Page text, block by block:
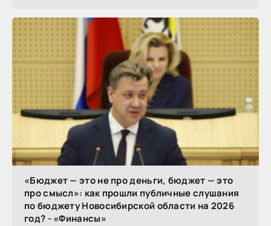
«Бюджет — это не про деньги, бюджет — это
про смысл»: как прошли публичные слушания
по бюджету Новосибирской области на 2026
год? - «Финансы»